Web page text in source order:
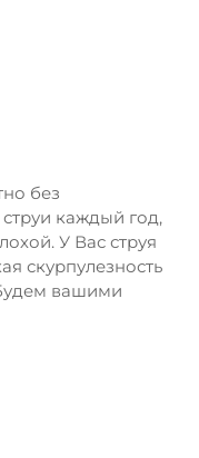
без
каждый год,
У Вас струя
скурпулезность
вашими